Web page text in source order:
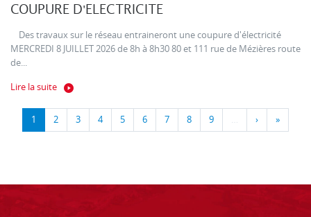
COUPURE D'ELECTRICITE
Des travaux sur le réseau entraineront une coupure d'électricité
MERCREDI 8 JUILLET 2026 de 8h à 8h30 80 et 111 rue de Mézières route
de...
Lire la suite
1 2 3 4 5 6 7 8 9 … › »